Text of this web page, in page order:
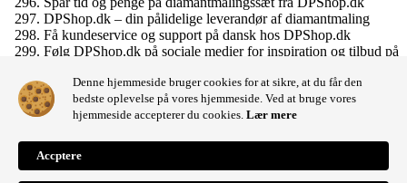
Denne hjemmeside bruger cookies for at sikre, at du får den
bedste oplevelse på vores hjemmeside. Ved at bruge vores
hjemmeside accepterer du cookies. Lær mere
Accptere
DPShop.dk – din pålidelige leverandør af diamantmaling
Få kundeservice og support på dansk hos DPShop.dk
Følg DPShop.dk på sociale medier for inspiration og tilbud på
Bliv en del af DPShop.dk’s diamantmalingssamfund
Diamantmalingssæt til dig, der vil udfordre din kreativitet på
DPShop.dk.
Shopping cart
Der er ingen produkter i kurven!